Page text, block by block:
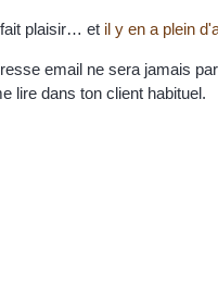
plaisir… et il y en a plein
email ne sera jamais
lire dans ton client habituel.